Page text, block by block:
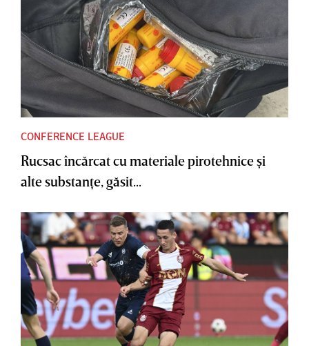
CONFERENCE LEAGUE
Rucsac încărcat cu materiale pirotehnice şi
alte substanţe, găsit...